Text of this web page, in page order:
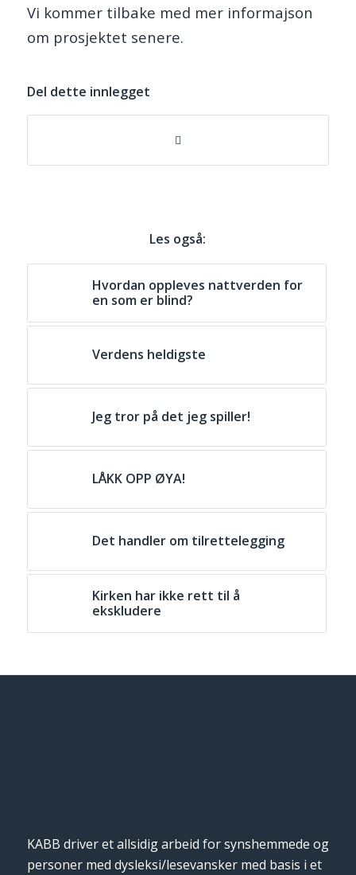
Vi kommer tilbake med mer informajson
om prosjektet senere.
Del dette innlegget
Les også:
Hvordan oppleves nattverden for
en som er blind?
Verdens heldigste
Jeg tror på det jeg spiller!
LÅKK OPP ØYA!
Det handler om tilrettelegging
Kirken har ikke rett til å
ekskludere
KABB driver et allsidig arbeid for synshemmede og
personer med dysleksi/lesevansker med basis i et